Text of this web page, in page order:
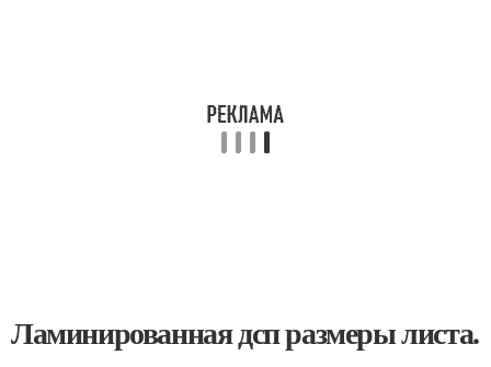
Ламинированная дсп размеры листа.